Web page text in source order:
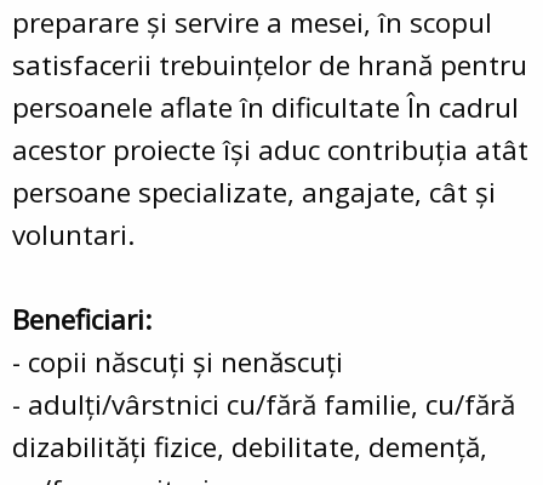
preparare şi servire a mesei, în scopul
satisfacerii trebuinţelor de hrană pentru
persoanele aflate în dificultate În cadrul
acestor proiecte îşi aduc contribuţia atât
persoane specializate, angajate, cât şi
voluntari.
Beneficiari:
- copii născuţi şi nenăscuţi
- adulţi/vârstnici cu/fără familie, cu/fără
dizabilităţi fizice, debilitate, demenţă,